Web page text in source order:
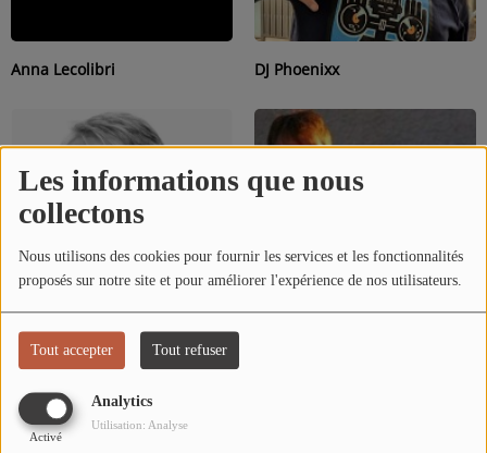
Les informations que nous
collectons
Nous utilisons des cookies pour fournir les services et les fonctionnalités
proposés sur notre site et pour améliorer l'expérience de nos utilisateurs.
Tout accepter Tout refuser
Analytics
Activé
Utilisation: Analyse
INTERVIEW
Musique
TITRES DIFFUSÉS
ARTISTES
TOP 10
Participez
DÉDICACES
Anna Lecolibri DJ Phoenixx
Jean-Louis Caffier